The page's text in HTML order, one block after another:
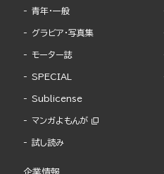
青年・一般
グラビア・写真集
モーター誌
SPECIAL
Sublicense
マンガよもんが
試し読み